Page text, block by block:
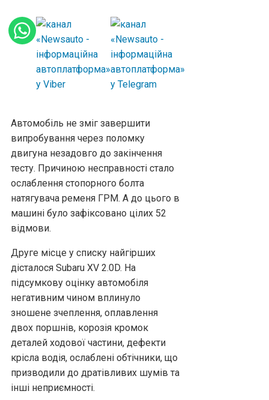
Автомобіль не зміг завершити
випробування через поломку
двигуна незадовго до закінчення
тесту. Причиною несправності стало
ослаблення стопорного болта
натягувача ременя ГРМ. А до цього в
машині було зафіксовано цілих 52
відмови.
Друге місце у списку найгірших
дісталося Subaru XV 2.0D. На
підсумкову оцінку автомобіля
негативним чином вплинуло
зношене зчеплення, оплавлення
двох поршнів, корозія кромок
деталей ходової частини, дефекти
крісла водія, ослаблені обтічники, що
призводили до дратівливих шумів та
інші неприємності.